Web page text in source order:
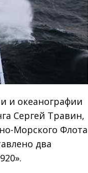
и океанографии
Сергей Травин,
Морского Флота
два